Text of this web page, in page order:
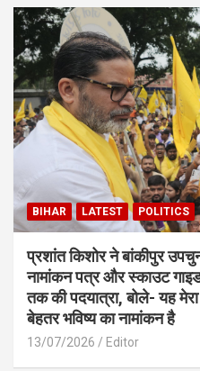
BIHAR LATEST POLITICS
प्रशांत किशोर ने बांकीपुर
नामांकन पत्र और स्काउट
तक की पदयात्रा, बोले- यह
बेहतर भविष्य का नामांकन है
13/07/2026 Editor